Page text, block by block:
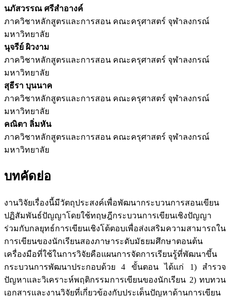
นภัสวรรณ ศรีสำอางค์
ภาควิชาหลักสูตรและการสอน คณะครุศาสตร์ จุฬาลงกรณ์
มหาวิทยาลัย
นุจรีย์ ผิวงาม
ภาควิชาหลักสูตรและการสอน คณะครุศาสตร์ จุฬาลงกรณ์
มหาวิทยาลัย
สุธีรา บุนนาค
ภาควิชาหลักสูตรและการสอน คณะครุศาสตร์ จุฬาลงกรณ์
มหาวิทยาลัย
คณิตา ลิ่มหัน
ภาควิชาหลักสูตรและการสอน คณะครุศาสตร์ จุฬาลงกรณ์
มหาวิทยาลัย
บทคัดย่อ
งานวิจัยเรื่องนี้มีวัตถุประสงค์เพื่อพัฒนากระบวนการสอนเขียน
ปฏิสัมพันธ์ปัญญาโดยใช้ทฤษฎีกระบวนการเขียนเชิงปัญญา
ร่วมกับกลยุทธ์การเขียนเชิงโต้ตอบเพื่อส่งเสริมความสามารถใน
การเขียนของนักเรียนสองภาษาระดับมัธยมศึกษาตอนต้น
เครื่องมือที่ใช้ในการวิจัยคือแผนการจัดการเรียนรู้ที่พัฒนาขึ้น
กระบวนการพัฒนาประกอบด้วย 4 ขั้นตอน ได้แก่ 1) สำรวจ
ปัญหาและวิเคราะห์พฤติกรรมการเขียนของนักเรียน 2) ทบทวน
เอกสารและงานวิจัยที่เกี่ยวข้องกับประเด็นปัญหาด้านการเขียน